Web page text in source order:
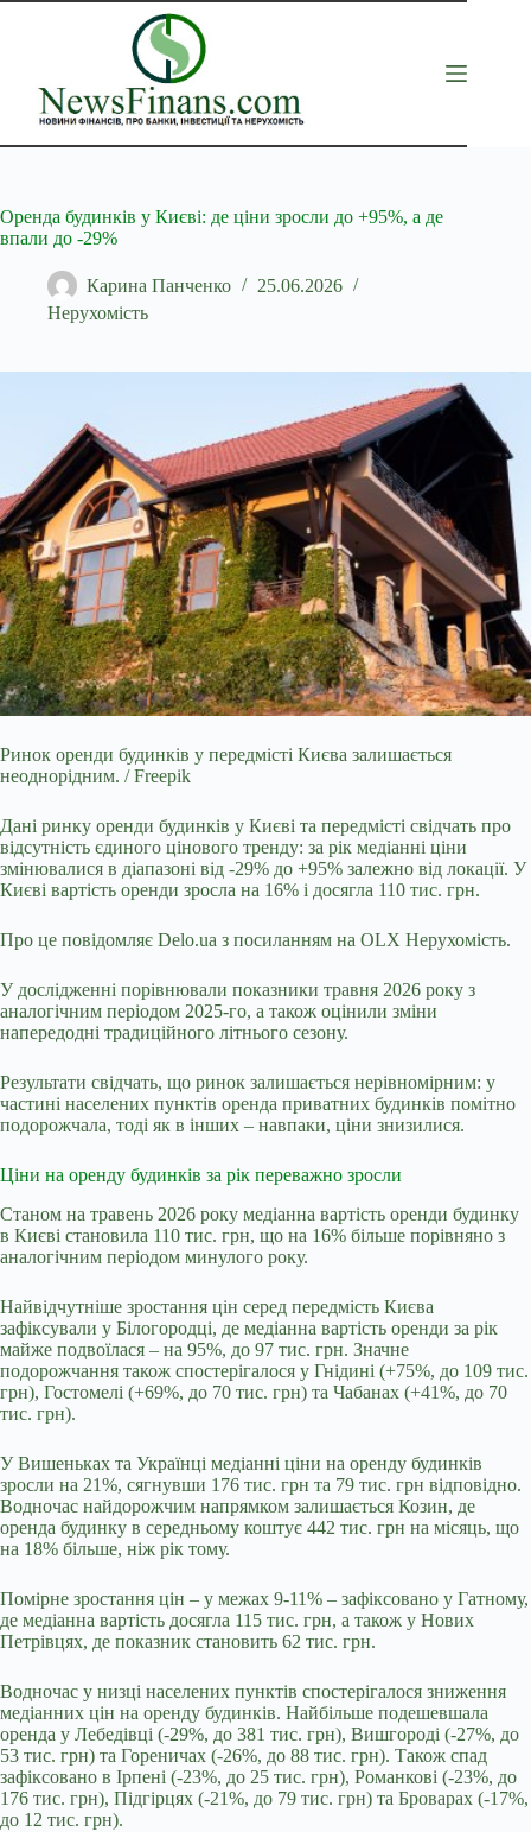
Перейти
Оренда будинків у Києві: де ціни зросли до +95%, а де
впали до -29%
Карина Панченко
25.06.2026
Нерухомість
Ринок оренди будинків у передмісті Києва залишається
неоднорідним. / Freepik
Дані ринку оренди будинків у Києві та передмісті свідчать про
відсутність єдиного цінового тренду: за рік медіанні ціни
змінювалися в діапазоні від -29% до +95% залежно від локації. У
Києві вартість оренди зросла на 16% і досягла 110 тис. грн.
Про це повідомляє Delo.ua з посиланням на OLX Нерухомість.
У дослідженні порівнювали показники травня 2026 року з
аналогічним періодом 2025-го, а також оцінили зміни
напередодні традиційного літнього сезону.
Результати свідчать, що ринок залишається нерівномірним: у
частині населених пунктів оренда приватних будинків помітно
подорожчала, тоді як в інших – навпаки, ціни знизилися.
Ціни на оренду будинків за рік переважно зросли
Станом на травень 2026 року медіанна вартість оренди будинку
в Києві становила 110 тис. грн, що на 16% більше порівняно з
аналогічним періодом минулого року.
Найвідчутніше зростання цін серед передмість Києва
зафіксували у Білогородці, де медіанна вартість оренди за рік
майже подвоїлася – на 95%, до 97 тис. грн. Значне
подорожчання також спостерігалося у Гнідині (+75%, до 109 тис.
грн), Гостомелі (+69%, до 70 тис. грн) та Чабанах (+41%, до 70
тис. грн).
У Вишеньках та Українці медіанні ціни на оренду будинків
зросли на 21%, сягнувши 176 тис. грн та 79 тис. грн відповідно.
Водночас найдорожчим напрямком залишається Козин, де
оренда будинку в середньому коштує 442 тис. грн на місяць, що
на 18% більше, ніж рік тому.
Помірне зростання цін – у межах 9-11% – зафіксовано у Гатному,
де медіанна вартість досягла 115 тис. грн, а також у Нових
Петрівцях, де показник становить 62 тис. грн.
Водночас у низці населених пунктів спостерігалося зниження
медіанних цін на оренду будинків. Найбільше подешевшала
оренда у Лебедівці (-29%, до 381 тис. грн), Вишгороді (-27%, до
53 тис. грн) та Гореничах (-26%, до 88 тис. грн). Також спад
зафіксовано в Ірпені (-23%, до 25 тис. грн), Романкові (-23%, до
176 тис. грн), Підгірцях (-21%, до 79 тис. грн) та Броварах (-17%,
до 12 тис. грн).